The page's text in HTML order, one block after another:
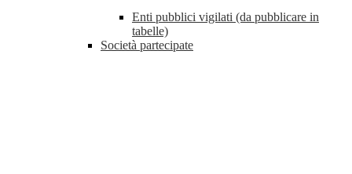
Enti pubblici vigilati (da pubblicare in
tabelle)
Società partecipate